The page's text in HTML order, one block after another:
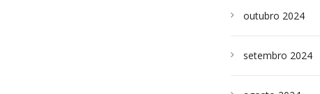
outubro 2024
setembro 2024